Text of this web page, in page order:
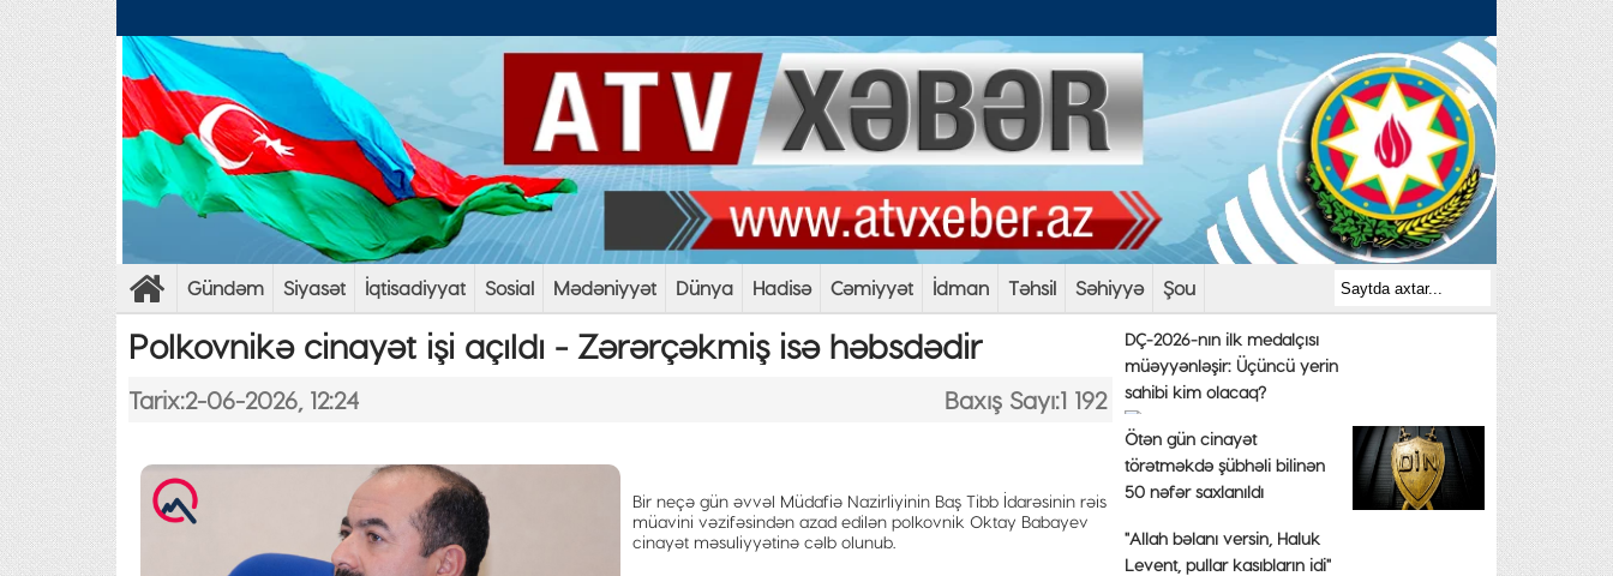
Gündəm Siyasət İqtisadiyyat Sosial Mədəniyyət Dünya Hadisə Cəmiyyət İdman Təhsil Səhiyyə Şou
Polkovnikə cinayət işi açıldı - Zərərçəkmiş isə həbsdədir
Tarix:2-06-2026, 12:24 Baxış Sayı:1 192
Bir neçə gün əvvəl Müdafiə Nazirliyinin Baş Tibb İdarəsinin rəis
müavini vəzifəsindən azad edilən polkovnik Oktay Babayev
cinayət məsuliyyətinə cəlb olunub.
DÇ-2026-nın ilk medalçısı
müəyyənləşir: Üçüncü yerin
sahibi kim olacaq?
Ötən gün cinayət
törətməkdə şübhəli bilinən
50 nəfər saxlanıldı
"Allah bəlanı versin, Haluk
Levent, pullar kasıbların idi"